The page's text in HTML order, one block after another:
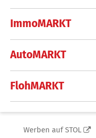
ImmoMARKT
AutoMARKT
FlohMARKT
Werben auf STOL